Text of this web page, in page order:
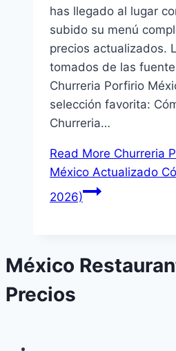
has llegado al lugar
subido su menú
precios actualizados.
tomados de las
Churreria Porfirio
selección favorita:
Churreria…
Read More Churreria
México Actualizado
2026)
México
Precios